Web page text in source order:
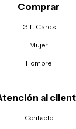
Comprar
Gift Cards
Mujer
Hombre
al
Contacto